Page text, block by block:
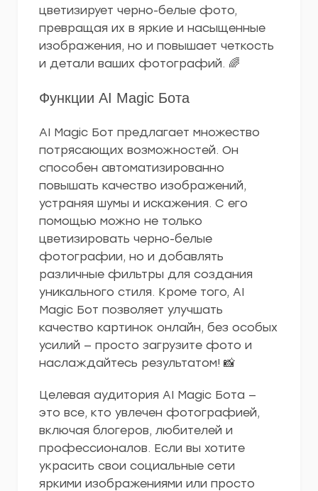
цветизирует черно-белые фото,
превращая их в яркие и насыщенные
изображения, но и повышает четкость
и детали ваших фотографий. 🌈
Функции AI Magic Бота
AI Magic Бот предлагает множество
потрясающих возможностей. Он
способен автоматизированно
повышать качество изображений,
устраняя шумы и искажения. С его
помощью можно не только
цветизировать черно-белые
фотографии, но и добавлять
различные фильтры для создания
уникального стиля. Кроме того, AI
Magic Бот позволяет улучшать
качество картинок онлайн, без особых
усилий — просто загрузите фото и
наслаждайтесь результатом! 📸
Целевая аудитория AI Magic Бота —
это все, кто увлечен фотографией,
включая блогеров, любителей и
профессионалов. Если вы хотите
украсить свои социальные сети
яркими изображениями или просто